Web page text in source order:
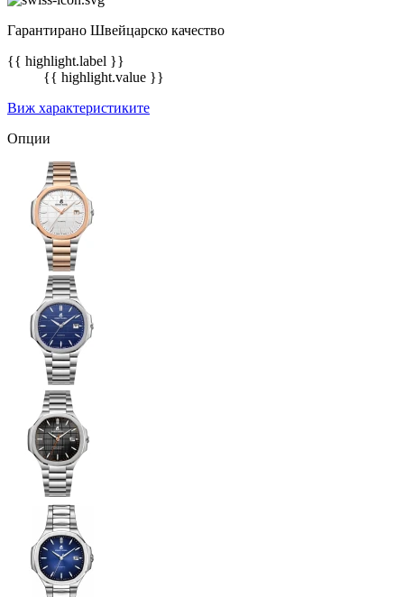
Гарантирано Швейцарско качество
{{ highlight.label }}
{{ highlight.value }}
Виж характеристиките
Опции